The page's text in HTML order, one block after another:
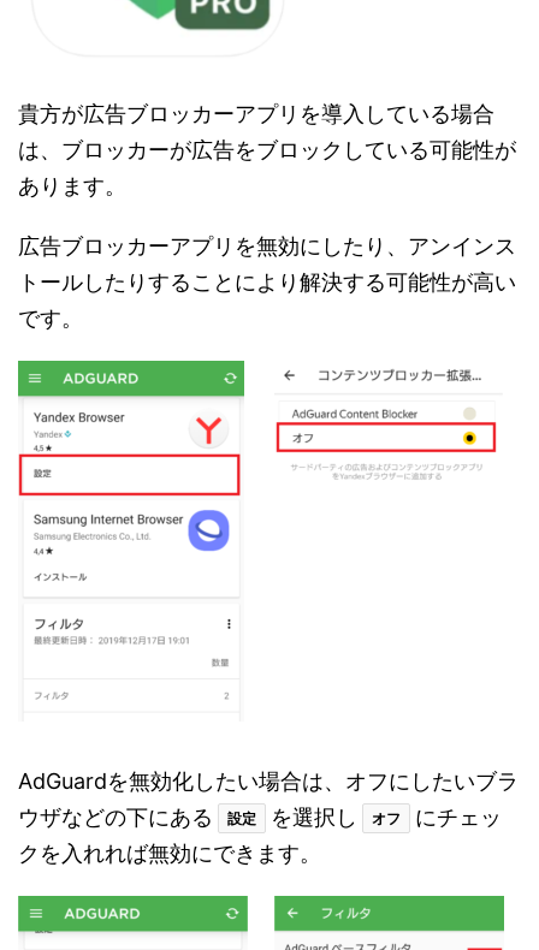
貴方が広告ブロッカーアプリを導入している場合
は、ブロッカーが広告をブロックしている可能性が
あります。
広告ブロッカーアプリを無効にしたり、アンインス
トールしたりすることにより解決する可能性が高い
です。
AdGuardを無効化したい場合は、オフにしたいブラ
ウザなどの下にある
設定 を選択し オフ
にチェッ
クを入れれば無効にできます。